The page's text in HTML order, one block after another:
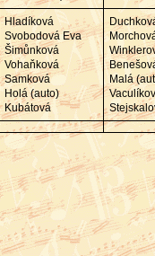
Hladíková
Svobodová Eva
Šimůnková
Vohaňková
Samková
Holá (auto)
Kubátová
Malá